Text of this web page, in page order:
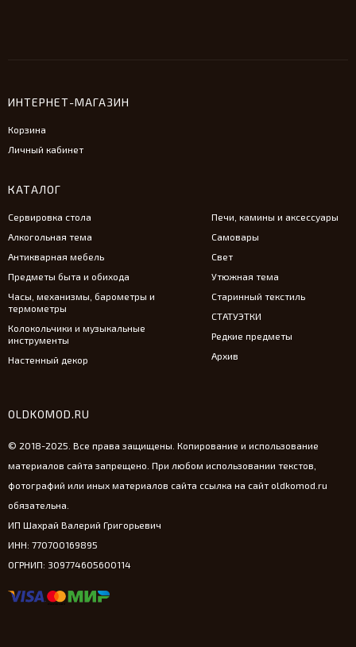
ИНТЕРНЕТ-МАГАЗИН
Корзина
Личный кабинет
КАТАЛОГ
Сервировка стола
Алкогольная тема
Антикварная мебель
Предметы быта и обихода
Часы, механизмы, барометры и
термометры
Колокольчики и музыкальные
инструменты
Настенный декор
Печи, камины и аксессуары
Самовары
Свет
Утюжная тема
Старинный текстиль
СТАТУЭТКИ
Редкие предметы
Архив
OLDKOMOD.RU
© 2018-2025. Все права защищены. Копирование и использование
материалов сайта запрещено. При любом использовании текстов,
фотографий или иных материалов сайта ссылка на сайт oldkomod.ru
обязательна.
ИП Шахрай Валерий Григорьевич
ИНН: 770700169895
ОГРНИП: 309774605600114